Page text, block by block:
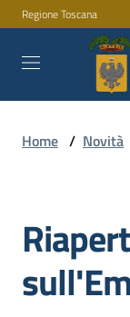
Vai al contenuto
Vai alla navigazione
Vai al footer
Regione Toscana
Amministrazione
Servizi
Novità
Home / Novità
Salta al